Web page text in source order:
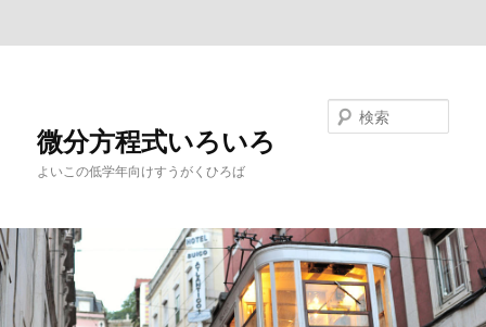
微分方程式いろいろ
よいこの低学年向けすうがくひろば